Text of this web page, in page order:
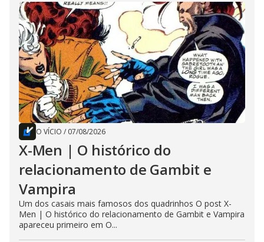
O VÍCIO / 07/08/2026
X-Men | O histórico do
relacionamento de Gambit e
Vampira
Um dos casais mais famosos dos quadrinhos O post X-
Men | O histórico do relacionamento de Gambit e Vampira
apareceu primeiro em O...